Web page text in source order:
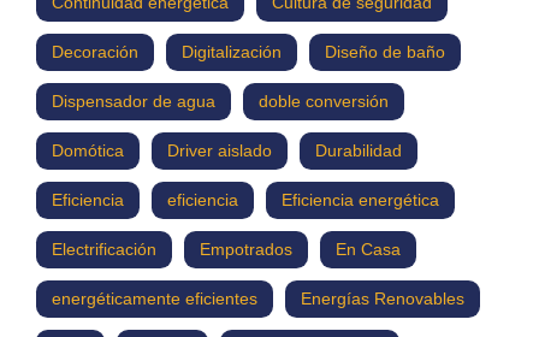
Decoración Digitalización Diseño de baño
Dispensador de agua doble conversión
Domótica Driver aislado Durabilidad
Eficiencia eficiencia Eficiencia energética
Electrificación Empotrados En Casa
energéticamente eficientes Energías Renovables